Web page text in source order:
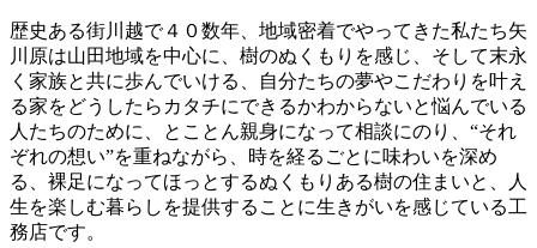
歴史ある街川越で４０数年、地域密着でやってきた私たち矢
川原は山田地域を中心に、樹のぬくもりを感じ、そして末永
く家族と共に歩んでいける、自分たちの夢やこだわりを叶え
る家をどうしたらカタチにできるかわからないと悩んでいる
人たちのために、とことん親身になって相談にのり、“それ
ぞれの想い”を重ねながら、時を経るごとに味わいを深め
る、裸足になってほっとするぬくもりある樹の住まいと、人
生を楽しむ暮らしを提供することに生きがいを感じている工
務店です。